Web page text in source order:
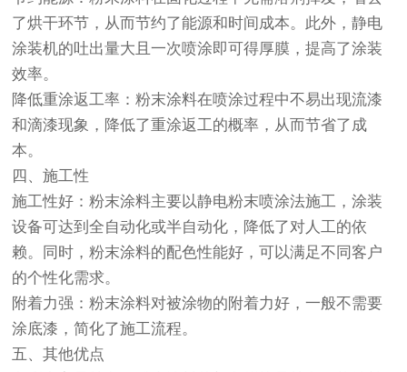
了烘干环节，从而节约了能源和时间成本。此外，静电
涂装机的吐出量大且一次喷涂即可得厚膜，提高了涂装
效率。
降低重涂返工率：粉末涂料在喷涂过程中不易出现流漆
和滴漆现象，降低了重涂返工的概率，从而节省了成
本。
四、施工性
施工性好：粉末涂料主要以静电粉末喷涂法施工，涂装
设备可达到全自动化或半自动化，降低了对人工的依
赖。同时，粉末涂料的配色性能好，可以满足不同客户
的个性化需求。
附着力强：粉末涂料对被涂物的附着力好，一般不需要
涂底漆，简化了施工流程。
五、其他优点